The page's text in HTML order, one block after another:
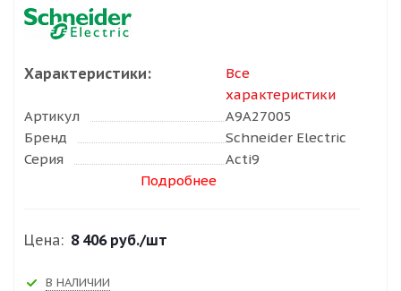
Характеристики:
Все
характеристики
Артикул
A9A27005
Бренд
Schneider Electric
Серия
Acti9
Подробнее
Цена: 8 406 руб./шт
В НАЛИЧИИ